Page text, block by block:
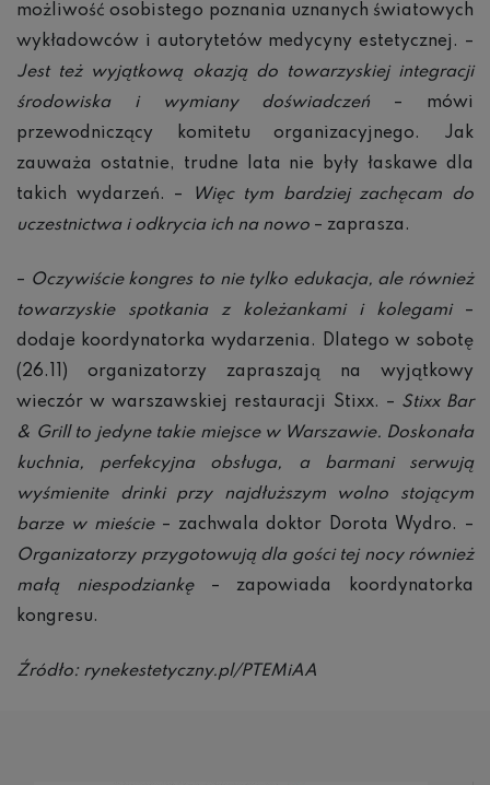
możliwość osobistego poznania uznanych światowych
wykładowców i autorytetów medycyny estetycznej. –
Jest też wyjątkową okazją do towarzyskiej integracji
środowiska i wymiany doświadczeń – mówi
przewodniczący komitetu organizacyjnego. Jak
zauważa ostatnie, trudne lata nie były łaskawe dla
takich wydarzeń. –
Więc tym bardziej zachęcam do
uczestnictwa i odkrycia ich na nowo – zaprasza.
– Oczywiście kongres to nie tylko edukacja, ale również
towarzyskie spotkania z koleżankami i kolegami–
dodaje koordynatorka wydarzenia. Dlatego w sobotę
(26.11) organizatorzy zapraszają na wyjątkowy
wieczór w warszawskiej restauracji Stixx. – Stixx Bar
& Grill to jedyne takie miejsce w Warszawie. Doskonała
kuchnia, perfekcyjna obsługa, a barmani serwują
wyśmienite drinki przy najdłuższym wolno stojącym
barze w mieście– zachwala doktor Dorota Wydro. –
Organizatorzy przygotowują dla gości tej nocy również
małą niespodziankę– zapowiada koordynatorka
kongresu.
Źródło: rynekestetyczny.pl/PTEMiAA